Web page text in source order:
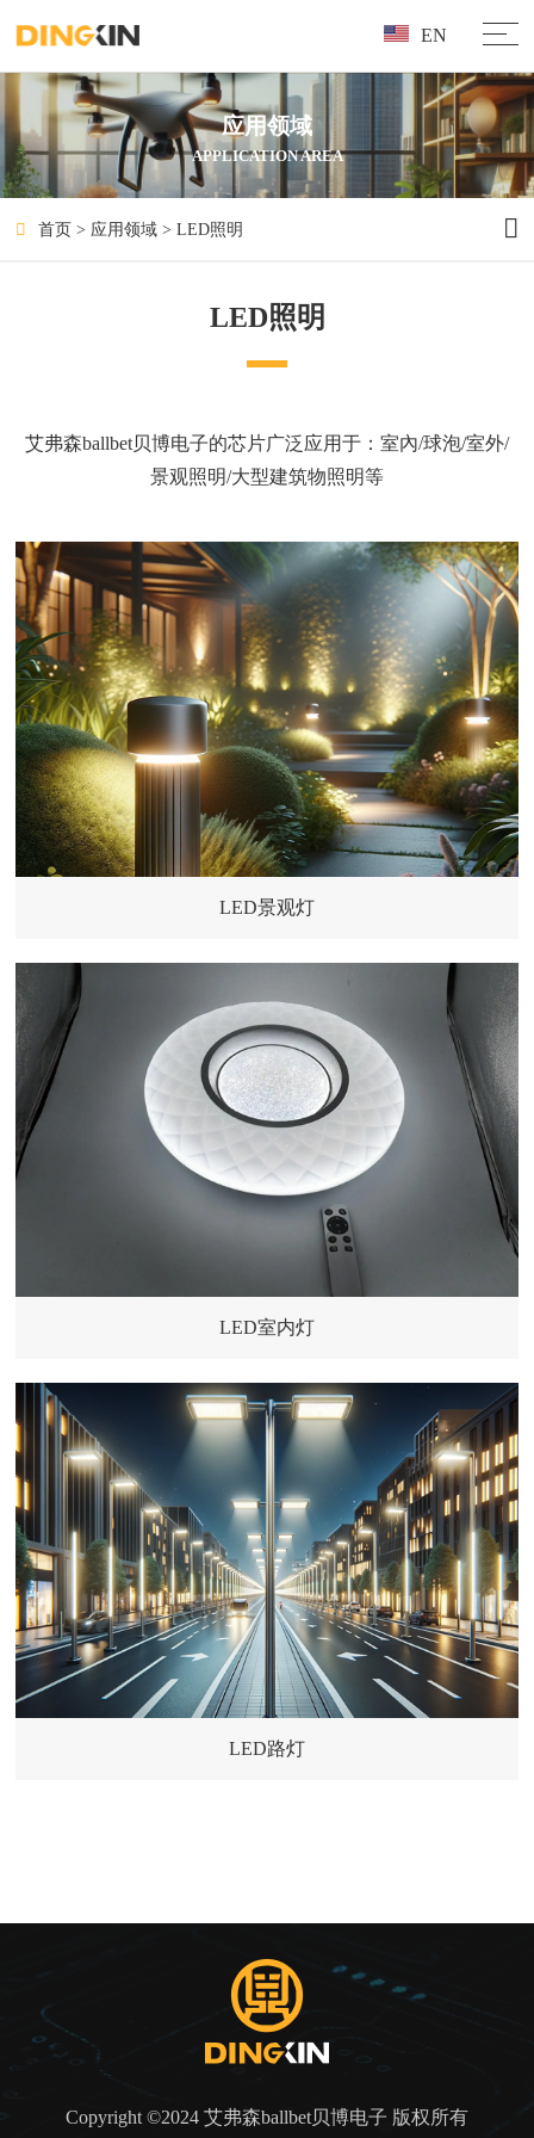
EN
应用领域
APPLICATION AREA
首页 > 应用领域 >LED照明
LED照明
艾弗森ballbet贝博电子的芯片广泛应用于：室內/球泡/室外/
景观照明/大型建筑物照明等
LED景观灯
LED室内灯
LED路灯
Copyright ©2024 艾弗森ballbet贝博电子 版权所有